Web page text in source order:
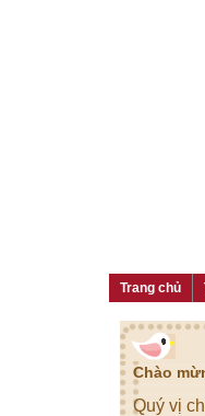
Trang chủ
Chào
Quý vị